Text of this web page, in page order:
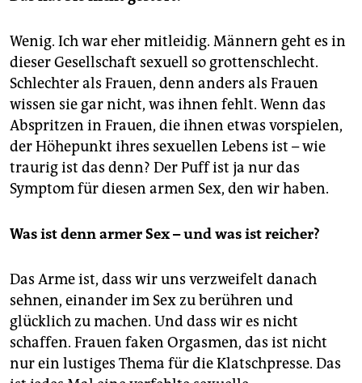
Wenig. Ich war eher mitleidig. Männern geht es in
dieser Gesellschaft sexuell so grottenschlecht.
Schlechter als Frauen, denn anders als Frauen
wissen sie gar nicht, was ihnen fehlt. Wenn das
Abspritzen in Frauen, die ihnen etwas vorspielen,
der Höhepunkt ihres sexuellen Lebens ist – wie
traurig ist das denn? Der Puff ist ja nur das
Symptom für diesen armen Sex, den wir haben.
Was ist denn armer Sex – und was ist reicher?
Das Arme ist, dass wir uns verzweifelt danach
sehnen, einander im Sex zu berühren und
glücklich zu machen. Und dass wir es nicht
schaffen. Frauen faken Orgasmen, das ist nicht
nur ein lustiges Thema für die Klatschpresse. Das